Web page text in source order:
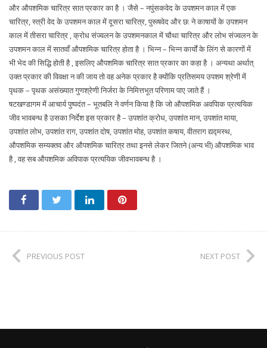
और औपशमिक चारित्र सात प्रकार का है । जैसे – नपुंसकवेद के उपशमन काल में एक
चारित्र, स्त्री वेद के उपशमन काल में दूसरा चारित्र, पुरूषवेद और छ: ने काषायों के उपशमन
काल में तीसरा चारित्र , क्रोध संज्वलन के उपशमनकाल में चौथा चारित्र और लोभ संज्वलन के
उपशमन काल में सातवाँ औपशमिक चारित्र होता है । भिन्न – भिन्न कार्यों के लिंग से कारणों में
भी भेद की सिद्धि होती है , इसलिए औपशमिक चारित्र सात प्रकार का कहा है । अन्यथा अर्थात्
उक्त प्रकार की विवक्षा न की जाय तो वह अनेक प्रकार है क्योंकि प्रतिसमय उपशम श्रेणी में
पृथक – पृथक असंख्यात गुणश्रेणी निर्जरा के निमित्तभूत परिणाम पाए जाते हैं ।
षटखण्डागम में आचार्य पुष्पदंत – भूतबलि ने वर्णन किया है कि जो औपशमिक अवपिाक प्रत्ययिक
जीव भावबन्ध है उसका निर्देश इस प्रकार है – उपशांत क्रोध, उपशांत मान, उपशांत माया,
उपशांत लोभ, उपशांत राग, उपशांत दोष, उपशांत मोह, उपशांत कषाय, वीतराग द्यद्मस्थ,
औपशमिक सम्यक्तव और औपशमिक चारित्र तथा इनसे लेकर जितने (अन्य भी) औपशमिक भाव
है , वह सब औपशमिक अविपाक प्रत्ययिक जीवभावबन्ध है ।
PREVIOUS POST NEXT POST